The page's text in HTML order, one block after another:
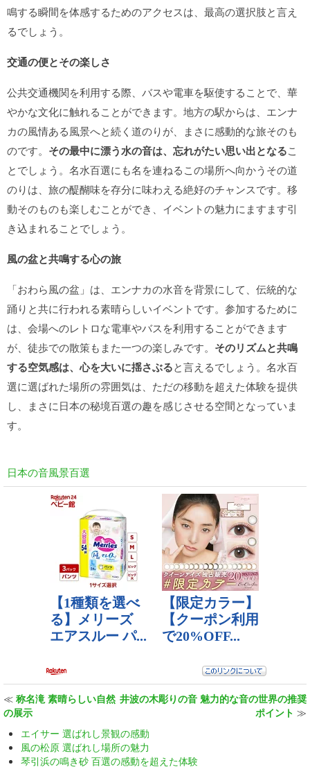
鳴する瞬間を体感するためのアクセスは、最高の選択肢と言え
るでしょう。
交通の便とその楽しさ
公共交通機関を利用する際、バスや電車を駆使することで、華
やかな文化に触れることができます。地方の駅からは、エンナ
カの風情ある風景へと続く道のりが、まさに感動的な旅そのも
のです。 その最中に漂う水の音は、忘れがたい思い出となるこ
とでしょう。名水百選にも名を連ねるこの場所へ向かうその道
のりは、旅の醍醐味を存分に味わえる絶好のチャンスです。移
動そのものも楽しむことができ、イベントの魅力にますます引
き込まれることでしょう。
風の盆と共鳴する心の旅
「おわら風の盆」は、エンナカの水音を背景にして、伝統的な
踊りと共に行われる素晴らしいイベントです。参加するために
は、会場へのレトロな電車やバスを利用することができます
が、徒歩での散策もまた一つの楽しみです。 そのリズムと共鳴
する空気感は、心を大いに揺さぶると言えるでしょう。名水百
選に選ばれた場所の雰囲気は、ただの移動を超えた体験を提供
し、まさに日本の秘境百選の趣を感じさせる空間となっていま
す。
日本の音風景百選
≪ 称名滝 素晴らしい自然
の展示
井波の木彫りの音 魅力的な音の世界の推奨
ポイント ≫
エイサー 選ばれし景観の感動
風の松原 選ばれし場所の魅力
琴引浜の鳴き砂 百選の感動を超えた体験